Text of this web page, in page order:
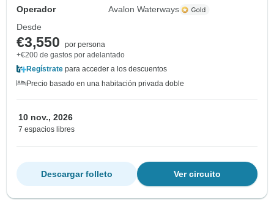
Operador
Avalon Waterways
Desde
€3,550
por persona
+€200 de gastos por adelantado
Regístrate para acceder a los descuentos
Precio basado en una habitación privada doble
10 nov., 2026
7 espacios libres
Ver circuito
Descargar folleto